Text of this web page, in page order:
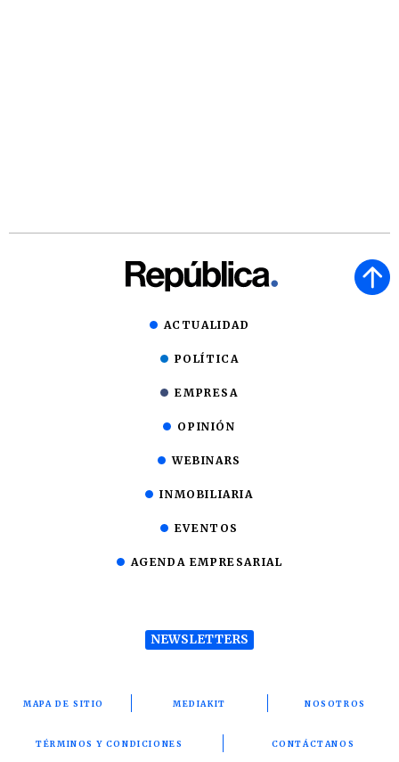
ACTUALIDAD
POLÍTICA
EMPRESA
OPINIÓN
WEBINARS
INMOBILIARIA
EVENTOS
AGENDA EMPRESARIAL
NEWSLETTERS
MAPA DE SITIO MEDIAKIT NOSOTROS
TÉRMINOS Y CONDICIONES CONTÁCTANOS